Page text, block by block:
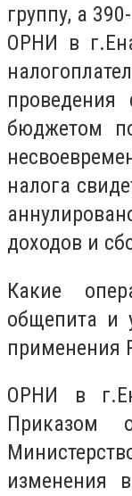
группу, а
ОРНИ в
проведения
бюджетом
налога
доходов и
Какие
общепита и
применения
ОРНИ в
изменения